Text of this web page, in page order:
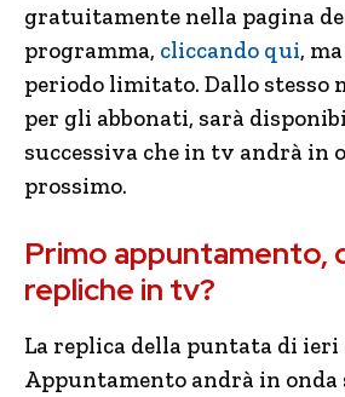
gratuitamente nella pagina
programma, cliccando qui,
periodo limitato. Dallo stesso
per gli abbonati, sarà
successiva che in tv andrà in
prossimo.
Primo appuntamento,
repliche in tv?
La replica della puntata di
Appuntamento andrà in onda